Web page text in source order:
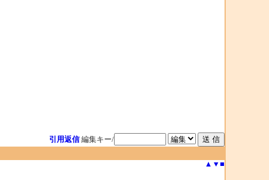
引用返信 編集キー/
▲ ▼ ■